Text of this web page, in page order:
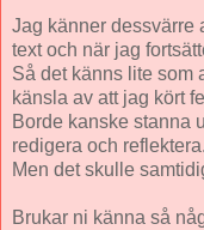
Jag känner dessvärre
text och när jag
Så det känns lite som
känsla av att jag kört
Borde kanske stanna
redigera och
Men det skulle
Brukar ni känna så